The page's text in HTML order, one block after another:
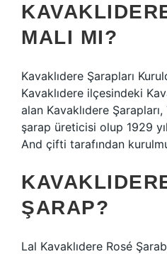
MALI MI?
Kavaklıdere Şarapları
Kavaklıdere ilçesindeki
alan Kavaklıdere
şarap üreticisi olup 1929
And çifti tarafından
ŞARAP?
Lal Kavaklıdere Rosé